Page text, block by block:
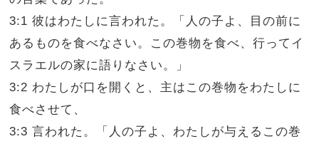
3:1 彼はわたしに言われた。「人の子よ、目の前に
あるものを食べなさい。この巻物を食べ、行ってイ
スラエルの家に語りなさい。」
3:2 わたしが口を開くと、主はこの巻物をわたしに
食べさせて、
3:3 言われた。「人の子よ、わたしが与えるこの巻